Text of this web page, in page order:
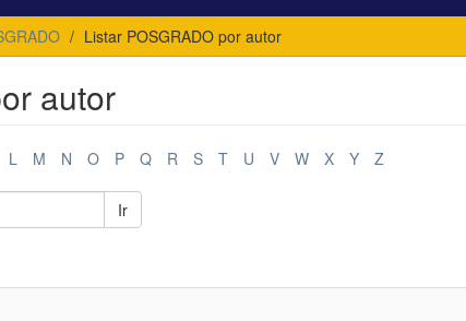
Listar POSGRADO por autor
autor
L M N O P Q R S T U V W X Y Z
Ir